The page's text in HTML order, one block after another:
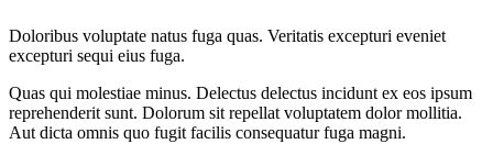
Doloribus voluptate natus fuga quas. Veritatis excepturi eveniet
excepturi sequi eius fuga.
Quas qui molestiae minus. Delectus delectus incidunt ex eos ipsum
reprehenderit sunt. Dolorum sit repellat voluptatem dolor mollitia.
Aut dicta omnis quo fugit facilis consequatur fuga magni.